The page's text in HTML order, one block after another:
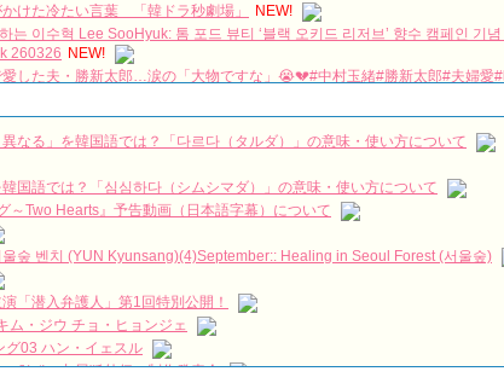
けた冷たい言葉 「韓ドラ秒劇場」
NEW!
는 이수혁 Lee SooHyuk: 톰 포드 뷰티 ‘블랙 오키드 리저브’ 향수 캠페인 기
260326 NEW!
した夫・勝新太郎…涙の「大物ですな」😭💔#中村玉緒#勝新太郎#夫婦愛
人 OST 〜My ID Mother Theme ✨耳コピ #내아이디는강남미인 #차은우
카피
NEW!
の可愛さは危険です… 30秒後、あなたも沼入りする？
いい」ペク・ジニ、死に続けるカン・ジファンの蘇生大作戦がスタート Big
ャスト比較 石井杏奈 #チャウヌ #私は整形美人 #차은우
– (선공개) 강남 3대 얼짱 출신 &#39;한혜진 언니&#39; (ft. 도여니의 학창시절)
EP.18
ギョ キスまとめ
– Still We (여전히 우리는)
ーズ」2019年11月2日TSUTAYAにて先行レンタル開始！
異なる」を韓国語では？「다르다（タルダ）」の意味・使い方について
韓国語では？「심심하다（シムシマダ）」の意味・使い方について
～Two Hearts』予告動画（日本語字幕）について
숲 벤치 (YUN Kyunsang)(4)September:: Healing in Seoul Forest (서울숲)
「潜入弁護人」第1回特別公開！
ム・ジウ チョ・ヒョンジェ
グ03 ハン・イェスル
현재 九尾狐外伝 制作発表会